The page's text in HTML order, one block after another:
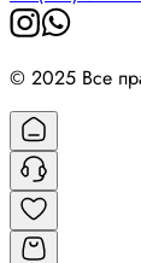
© 2025 Все